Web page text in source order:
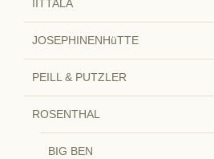
IITTALA
JOSEPHINENHüTTE
PEILL & PUTZLER
ROSENTHAL
BIG BEN